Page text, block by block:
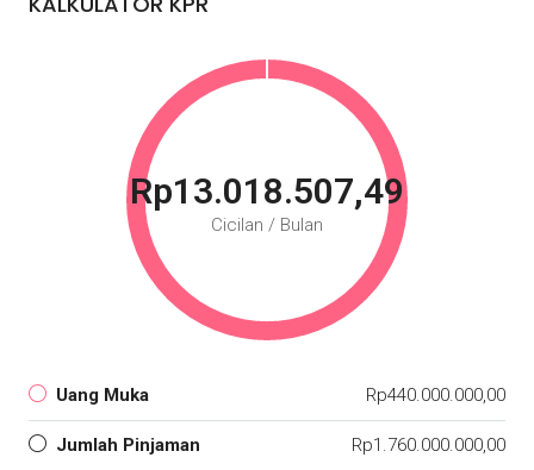
Rp13.018.507,49
Cicilan / Bulan
Uang Muka Rp440.000.000,00
Jumlah Pinjaman Rp1.760.000.000,00